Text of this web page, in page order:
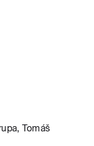
Tomáš